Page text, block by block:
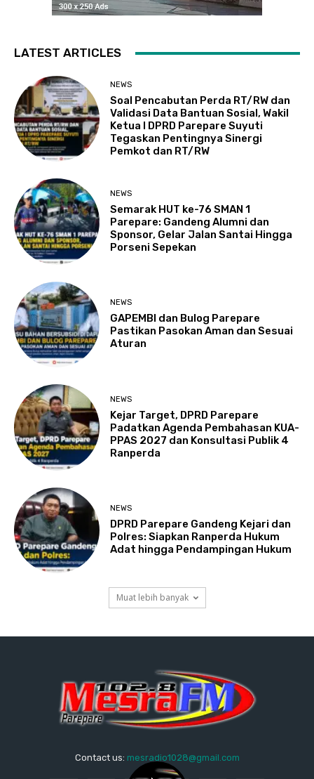
LATEST ARTICLES
NEWS
Soal Pencabutan Perda RT/RW dan
Validasi Data Bantuan Sosial, Wakil
Ketua I DPRD Parepare Suyuti
Tegaskan Pentingnya Sinergi
Pemkot dan RT/RW
NEWS
Semarak HUT ke-76 SMAN 1
Parepare: Gandeng Alumni dan
Sponsor, Gelar Jalan Santai Hingga
Porseni Sepekan
NEWS
GAPEMBI dan Bulog Parepare
Pastikan Pasokan Aman dan Sesuai
Aturan
NEWS
Kejar Target, DPRD Parepare
Padatkan Agenda Pembahasan KUA-
PPAS 2027 dan Konsultasi Publik 4
Ranperda
NEWS
DPRD Parepare Gandeng Kejari dan
Polres: Siapkan Ranperda Hukum
Adat hingga Pendampingan Hukum
Muat lebih banyak
Contact us: mesradio1028@gmail.com